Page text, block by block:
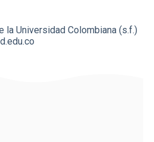
la Universidad Colombiana (s.f.)